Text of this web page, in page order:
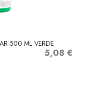
500 ML VERDE
Precio
5,08 €